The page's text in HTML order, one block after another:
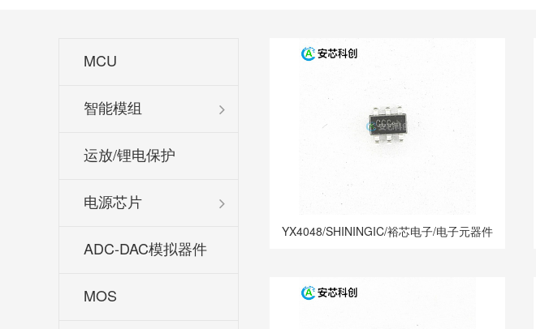
MCU
智能模组
运放/锂电保护
电源芯片
ADC-DAC模拟器件
MOS
YX4048/SHININGIC/裕芯电子/电子元器件